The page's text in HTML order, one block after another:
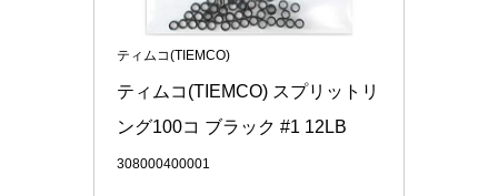
ティムコ(TIEMCO)
ティムコ(TIEMCO) スプリットリ
ング100コ ブラック #1 12LB
308000400001